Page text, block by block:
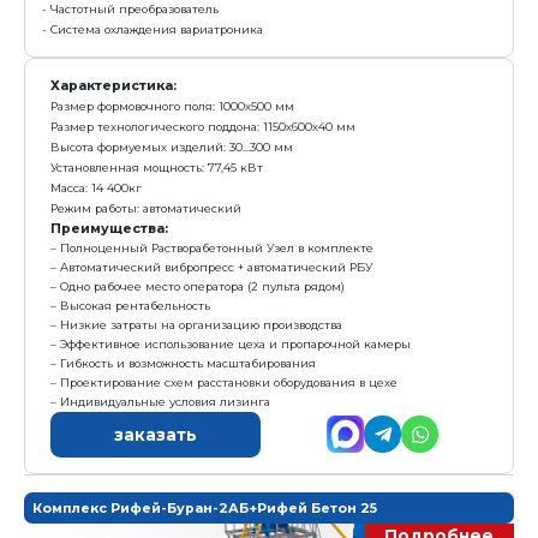
- Бетоносмеситель СГ-750 (V=750л)
- Весовой блок дозаторов БДА-750-Вес (дозатор
- Пульт управления ПУ-СДА
- Конвейер винтовой (шнек) КВ-6 (L=6 м)
- Пневмооборудование
4. Модуль «Виброконтроль»
- Вариатроник
- Частотный преобразователь
- Система охлаждения вариатроника
Характеристика:
Размер формовочного поля: 1000х500 мм
Размер технологического поддона: 1150х600х40 мм
Высота формуемых изделий: 30...300 мм
Масса: 13 900кг
Режим работы: автоматический